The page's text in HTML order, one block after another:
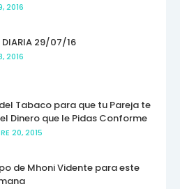
2016
DIARIA 29/07/16
2016
Tabaco para que tu Pareja te
Dinero que le Pidas Conforme
20, 2015
de Mhoni Vidente para este